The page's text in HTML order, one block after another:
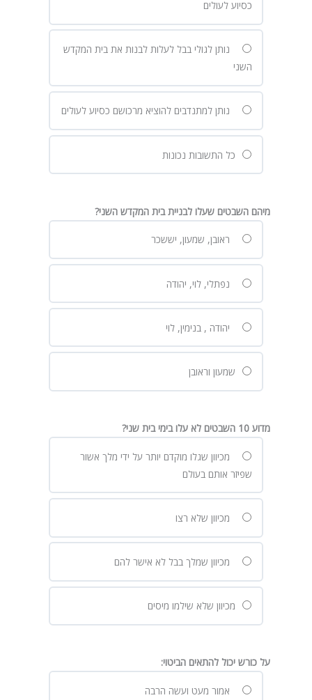
כסיוע לעולים
נותן לגולי בבל לעלות לבנות את בית המקדש
השני
נותן למתנדבים להוציא מרכושם כסיוע לעולים
כל התשובות נכונות
מיהם השבטים שעלו לבניית בית המקדש השני?
ראובן, שמעון, יששכר
נפתלי, לוי, יהודה
יהודה , בנימין, לוי
שמעון וראובן
מדוע 10 השבטים לא עלו בימי בית שני?
מכיוון שגלו מוקדם יותר על ידי מלך אשור
שפיזר אותם בעולם
מכיוון שלא רצו
מכיוון שמלך בבל לא אישר להם
מכיוון שלא שילמו מיסים
על כורש יכול להתאים הביטוי:
אמור מעט ועשה הרבה